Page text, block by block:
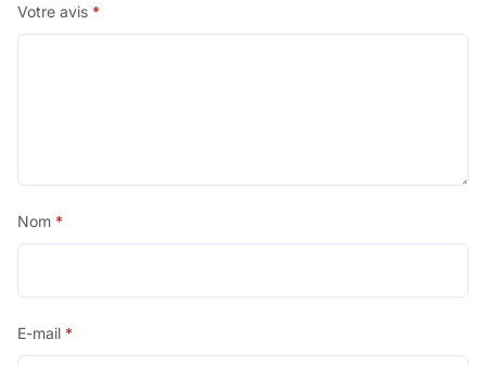
Votre avis *
Nom *
E-mail *